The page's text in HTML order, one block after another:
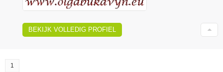
BEKIJK VOLLEDIG PROFIEL
1